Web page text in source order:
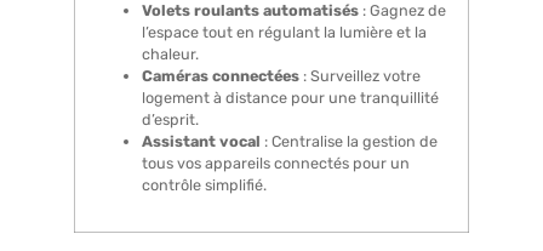
Volets roulants automatisés : Gagnez de
l’espace tout en régulant la lumière et la
chaleur.
Caméras connectées : Surveillez votre
logement à distance pour une tranquillité
d’esprit.
Assistant vocal : Centralise la gestion de
tous vos appareils connectés pour un
contrôle simplifié.